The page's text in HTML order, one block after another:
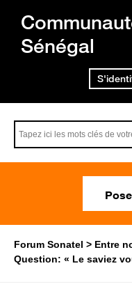
Sénégal
Forum Sonatel
Entre
Question: « Le saviez